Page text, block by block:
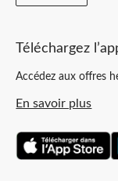
Téléchargez
Accédez aux offres
En savoir plus